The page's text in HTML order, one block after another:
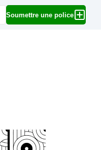
Soumettre une police